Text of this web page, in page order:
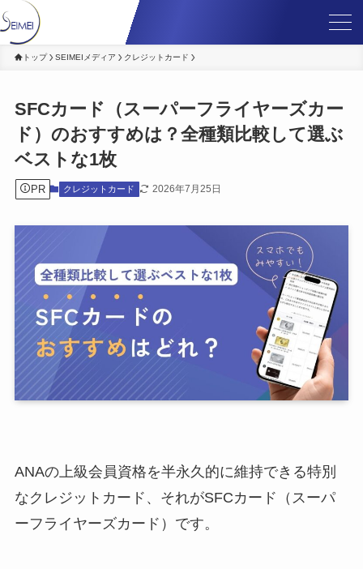
トップ SEIMEIメディア クレジットカード
SFCカード（スーパーフライヤーズカー
ド）のおすすめは？全種類比較して選ぶ
ベストな1枚
PR クレジットカード 2026年7月25日
ANAの上級会員資格を半永久的に維持できる特別
なクレジットカード、それがSFCカード（スーパ
ーフライヤーズカード）です。